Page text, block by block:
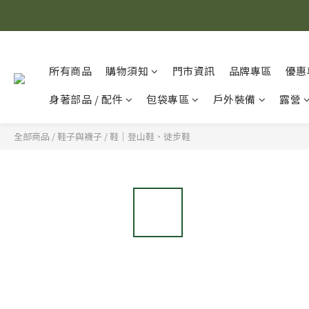
所有商品 購物須知 門市資訊 品牌專區
優
身著部品 / 配件
包袋專區 戶外裝備 露營
全部商品 /鞋子與襪子 /鞋｜登山鞋、徒步鞋